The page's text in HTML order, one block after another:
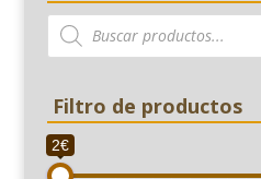
Búsqueda
de
productos
Filtro de productos
2€